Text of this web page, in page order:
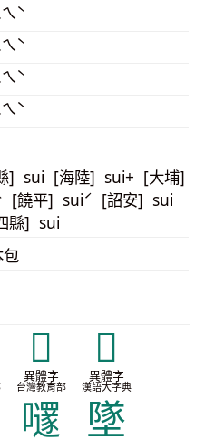
ˋ
ˋ
ˋ
ˋ
] sui [海陸] sui+ [大埔]
[饒平] suiˊ [詔安] sui
縣] sui
包
𨺅
異體字
台灣教育部
𨽛
異體字
漢語大字典
嚺 墜